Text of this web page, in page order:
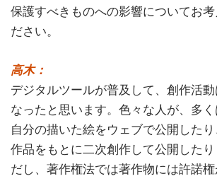
保護すべきものへの影響についてお考
ださい。
高木：
デジタルツールが普及して、創作活
なったと思います。色々な人が、多く
自分の描いた絵をウェブで公開した
作品をもとに二次創作して公開した
だし、著作権法では著作物には許諾